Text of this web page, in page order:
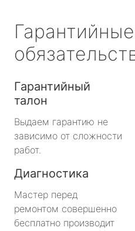
Гарантийные
Гарантийный
талон
Выдаем гарантию не
зависимо от сложности
работ.
Диагностика
Мастер перед
ремонтом совершенно
бесплатно производит